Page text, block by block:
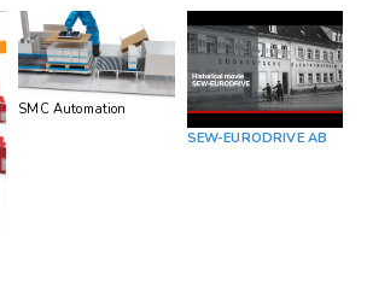
SMC Automation
SEW-EURODRIVE AB